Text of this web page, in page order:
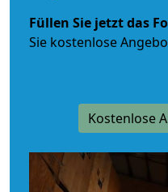
Füllen Sie jetzt das
Sie kostenlose
Kostenlose